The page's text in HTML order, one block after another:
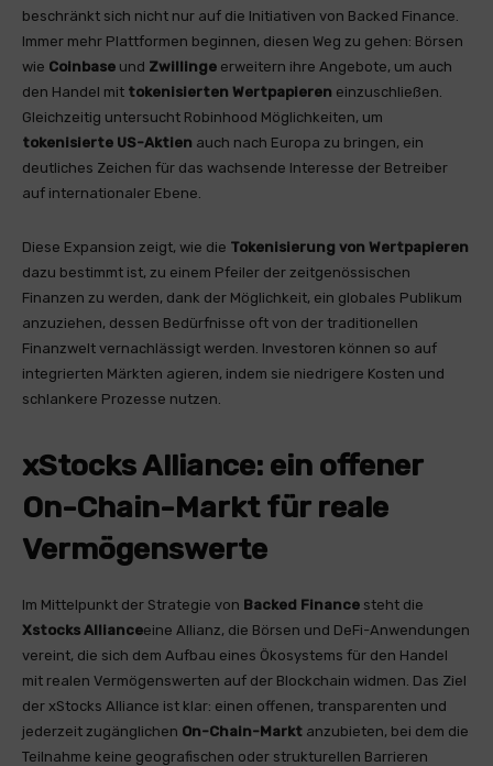
beschränkt sich nicht nur auf die Initiativen von Backed Finance.
Immer mehr Plattformen beginnen, diesen Weg zu gehen: Börsen
wie Coinbase und Zwillinge erweitern ihre Angebote, um auch
den Handel mit tokenisierten Wertpapieren einzuschließen.
Gleichzeitig untersucht Robinhood Möglichkeiten, um
tokenisierte US-Aktien auch nach Europa zu bringen, ein
deutliches Zeichen für das wachsende Interesse der Betreiber
auf internationaler Ebene.
Diese Expansion zeigt, wie die Tokenisierung von Wertpapieren
dazu bestimmt ist, zu einem Pfeiler der zeitgenössischen
Finanzen zu werden, dank der Möglichkeit, ein globales Publikum
anzuziehen, dessen Bedürfnisse oft von der traditionellen
Finanzwelt vernachlässigt werden. Investoren können so auf
integrierten Märkten agieren, indem sie niedrigere Kosten und
schlankere Prozesse nutzen.
xStocks Alliance: ein offener
On-Chain-Markt für reale
Vermögenswerte
Im Mittelpunkt der Strategie von Backed Finance steht die
Xstocks Allianceeine Allianz, die Börsen und DeFi-Anwendungen
vereint, die sich dem Aufbau eines Ökosystems für den Handel
mit realen Vermögenswerten auf der Blockchain widmen. Das Ziel
der xStocks Alliance ist klar: einen offenen, transparenten und
jederzeit zugänglichen On-Chain-Markt anzubieten, bei dem die
Teilnahme keine geografischen oder strukturellen Barrieren